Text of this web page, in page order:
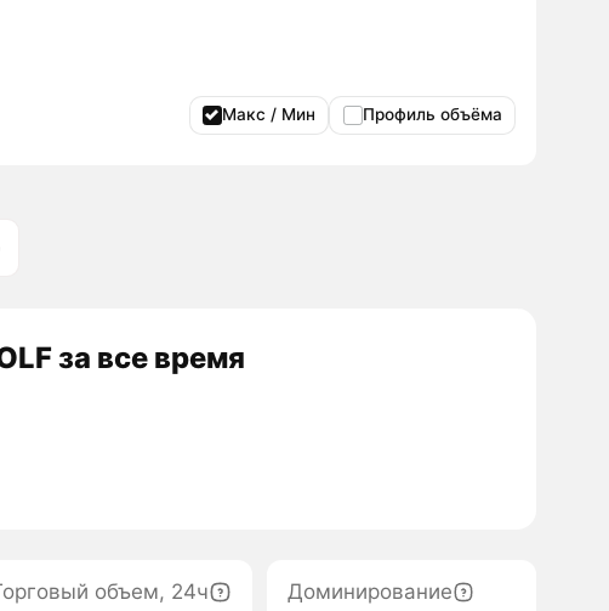
Макс / Мин Профиль объёма
за все время
объем, 24ч
Доминирование